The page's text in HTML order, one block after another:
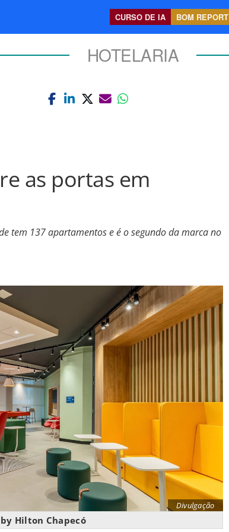
CURSO DE IA BOM REPORT
HOTELARIA
as portas em
tem 137 apartamentos e é o segundo da marca no
Divulgação
Hilton Chapecó